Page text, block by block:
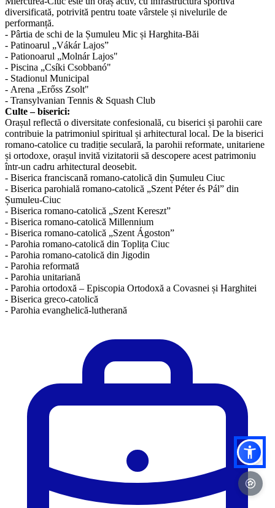
diversificată, potrivită pentru toate vârstele și nivelurile de
performanță.
- Pârtia de schi de la Șumuleu Mic și Harghita-Băi
- Patinoarul „Vákár Lajos”
- Pationoarul „Molnár Lajos"
- Piscina „Csíki Csobbanó"
- Stadionul Municipal
- Arena „Erőss Zsolt"
- Transylvanian Tennis & Squash Club
Culte – biserici:
Orașul reflectă o diversitate confesională, cu biserici și parohii care
contribuie la patrimoniul spiritual și arhitectural local. De la biserici
romano-catolice cu tradiție seculară, la parohii reformate, unitariene
și ortodoxe, orașul invită vizitatorii să descopere acest patrimoniu
într-un cadru arhitectural deosebit.
- Biserica franciscană romano-catolică din Șumuleu Ciuc
- Biserica parohială romano-catolică „Szent Péter és Pál” din
Șumuleu-Ciuc
- Biserica romano-catolică „Szent Kereszt”
- Biserica romano-catolică Millennium
- Biserica romano-catolică „Szent Ágoston”
- Parohia romano-catolică din Toplița Ciuc
- Parohia romano-catolică din Jigodin
- Parohia reformată
- Parohia unitariană
- Parohia ortodoxă – Episcopia Ortodoxă a Covasnei și Harghitei
- Biserica greco-catolică
​- Parohia evanghelică-lutherană